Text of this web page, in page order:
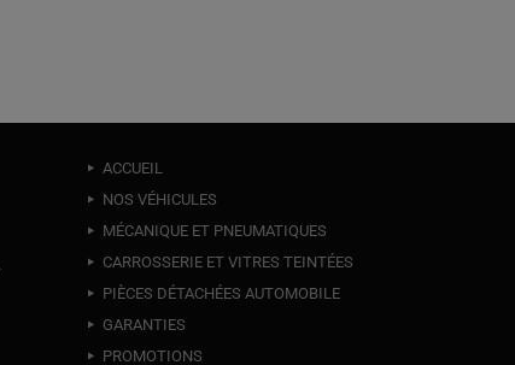
ACCUEIL
NOS VÉHICULES
MÉCANIQUE ET PNEUMATIQUES
CARROSSERIE ET VITRES TEINTÉES
PIÈCES DÉTACHÉES AUTOMOBILE
GARANTIES
PROMOTIONS